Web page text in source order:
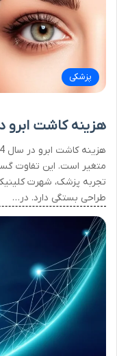
پزشکی
هزینه کاشت ابرو در سال
متغیر است. این تفاوت
تجربه پزشک، شهرت
طراحی بستگی دارد. در…